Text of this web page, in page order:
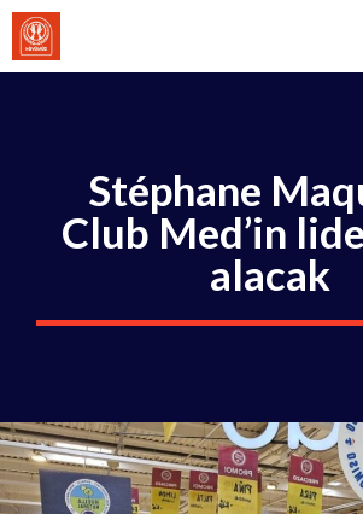
İçeriğe
atla
Stéphane
Club Med’in
alacak